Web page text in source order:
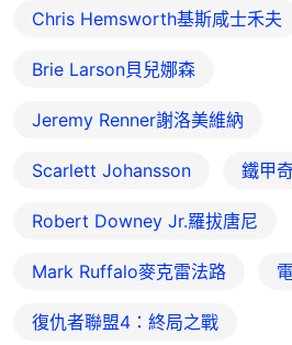
Chris Hemsworth基斯咸士禾夫
Brie Larson貝兒娜森
Jeremy Renner謝洛美維納
Scarlett Johansson 鐵甲
Robert Downey Jr.羅拔唐尼
Mark Ruffalo麥克雷法路
復仇者聯盟4：終局之戰